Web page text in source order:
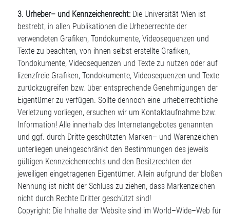
3. Urheber– und Kennzeichenrecht: Die Universität Wien ist
bestrebt, in allen Publikationen die Urheberrechte der
verwendeten Grafiken, Tondokumente, Videosequenzen und
Texte zu beachten, von ihnen selbst erstellte Grafiken,
Tondokumente, Videosequenzen und Texte zu nutzen oder auf
lizenzfreie Grafiken, Tondokumente, Videosequenzen und Texte
zurückzugreifen bzw. über entsprechende Genehmigungen der
Eigentümer zu verfügen. Sollte dennoch eine urheberrechtliche
Verletzung vorliegen, ersuchen wir um Kontaktaufnahme bzw.
Information! Alle innerhalb des Internetangebotes genannten
und ggf. durch Dritte geschützten Marken– und Warenzeichen
unterliegen uneingeschränkt den Bestimmungen des jeweils
gültigen Kennzeichenrechts und den Besitzrechten der
jeweiligen eingetragenen Eigentümer. Allein aufgrund der bloßen
Nennung ist nicht der Schluss zu ziehen, dass Markenzeichen
nicht durch Rechte Dritter geschützt sind!
Copyright: Die Inhalte der Website sind im World–Wide–Web für